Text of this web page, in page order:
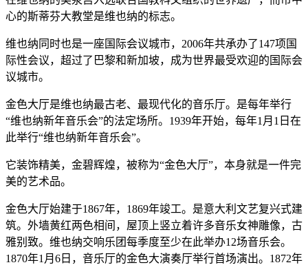
心的斯蒂芬大教堂是维也纳的标志。
维也纳同时也是一座国际会议城市，2006年共承办了147项国
际性会议，超过了巴黎和新加坡，成为世界最受欢迎的国际会
议城市。
金色大厅是维也纳最古老、最现代化的音乐厅。是每年举行
“维也纳新年音乐会”的法定场所。1939年开始，每年1月1日在
此举行“维也纳新年音乐会”。
它装饰精美，金碧辉煌，被称为“金色大厅”，本身就是一件完
美的艺术品。
金色大厅始建于1867年，1869年竣工。是意大利文艺复兴式建
筑。外墙黄红两色相间，屋顶上竖立着许多音乐女神雕像，古
雅别致。维也纳交响乐团每季度至少在此举办12场音乐会。
1870年1月6日，音乐厅的金色大演奏厅举行首场演出。1872年